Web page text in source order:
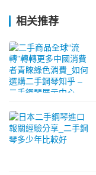
相关推荐